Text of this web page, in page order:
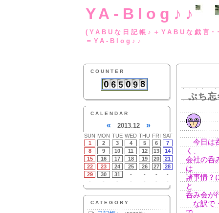
YA-Blog♪♪
(YABUな日記帳♪
＝YA-Blog♪♪
COUNTER
CALENDAR
« 2013.12 »
SUN MON TUE WED THU FRI SAT
1
2 3 4 5 6
7
8
9 10 11 12 13
14
15
16 17 18 19 20
21
22
23 24 25 26 27
28
29
30 31 - - -
-
-
- - - - - -
CATEGORY
ぷち
今日は
く、
会社の呑
は
諸事情？
と
呑み会が
な訳で